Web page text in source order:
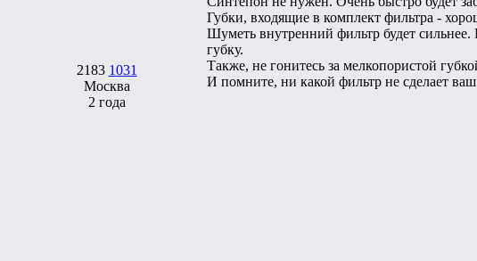
2183 1031
Москва
2 года
Губки, входящие в комплект фильтра -
Шуметь внутренний фильтр будет
губку.
Также, не гонитесь за мелкопористой
И помните, ни какой фильтр не сделает